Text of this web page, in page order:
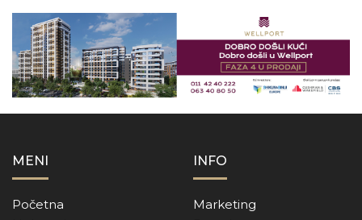
MENI
Početna
INFO
Marketing